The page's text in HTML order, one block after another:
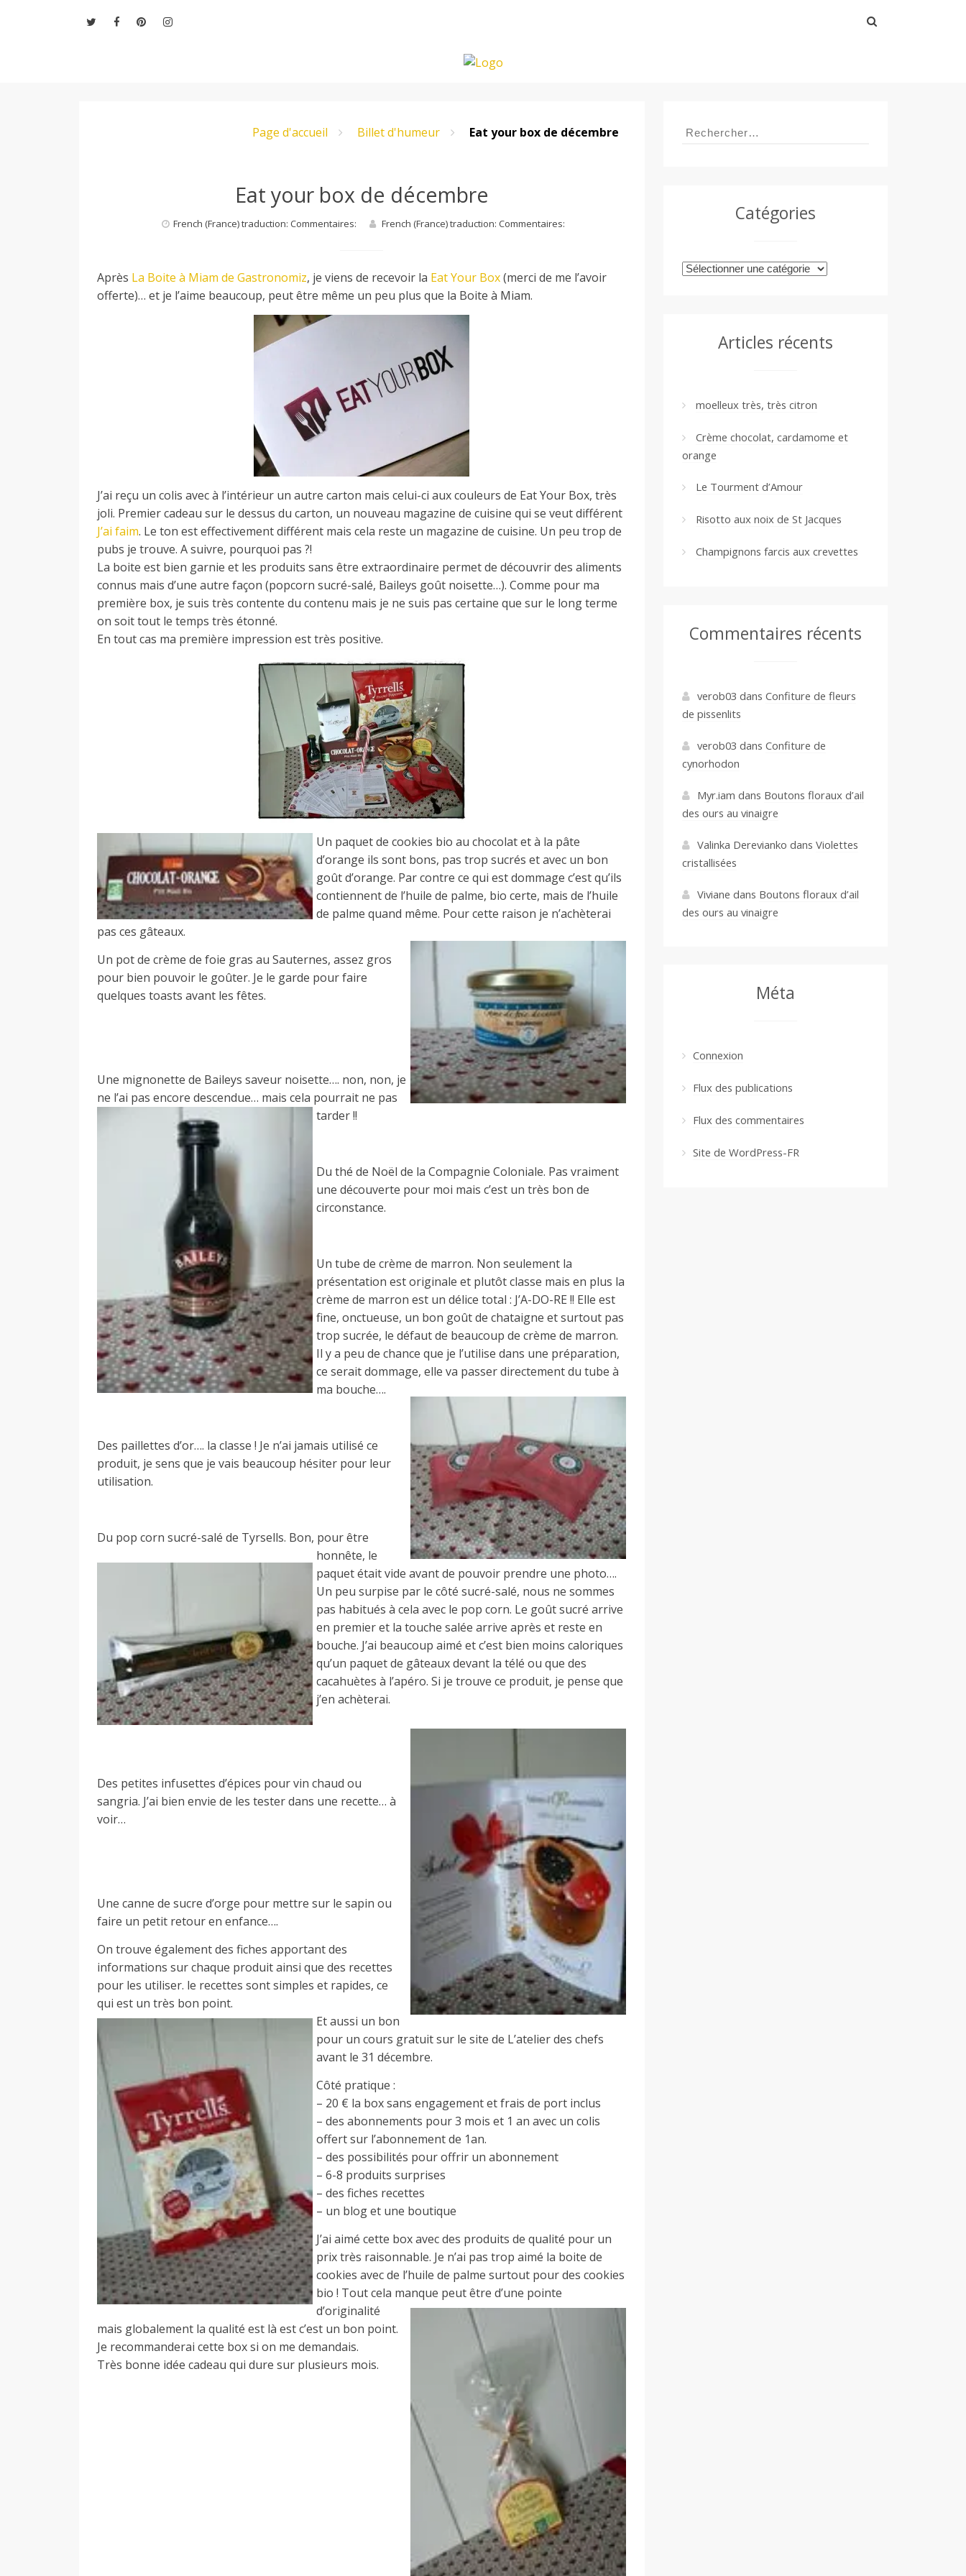
n
e
M
Page d'accueil Billet d'humeur Eat your box de décembre
Eat your box de décembre
French (France) traduction: Commentaires: French (France) traduction: Commentaires:
Après La Boite à Miam de Gastronomiz, je viens de recevoir la Eat Your Box(merci de me l’avoir
offerte)… et je l’aime beaucoup, peut être même un peu plus que la Boite à Miam.
J’ai reçu un colis avec à l’intérieur un autre carton mais celui-ci aux couleurs de Eat Your Box, très
joli. Premier cadeau sur le dessus du carton, un nouveau magazine de cuisine qui se veut différent
J’ai faim. Le ton est effectivement différent mais cela reste un magazine de cuisine. Un peu trop de
pubs je trouve. A suivre, pourquoi pas ?!
La boite est bien garnie et les produits sans être extraordinaire permet de découvrir des aliments
connus mais d’une autre façon (popcorn sucré-salé, Baileys goût noisette…). Comme pour ma
première box, je suis très contente du contenu mais je ne suis pas certaine que sur le long terme
on soit tout le temps très étonné.
En tout cas ma première impression est très positive.
Un paquet de cookies bio au chocolat et à la pâte
d’orange ils sont bons, pas trop sucrés et avec un bon
goût d’orange. Par contre ce qui est dommage c’est qu’ils
contiennent de l’huile de palme, bio certe, mais de l’huile
de palme quand même. Pour cette raison je n’achèterai
pas ces gâteaux.
Un pot de crème de foie gras au Sauternes, assez gros
pour bien pouvoir le goûter. Je le garde pour faire
quelques toasts avant les fêtes.
Une mignonette de Baileys saveur noisette…. non, non, je
ne l’ai pas encore descendue… mais cela pourrait ne pas
tarder !!
Du thé de Noël de la Compagnie Coloniale. Pas vraiment
une découverte pour moi mais c’est un très bon de
circonstance.
Un tube de crème de marron. Non seulement la
présentation est originale et plutôt classe mais en plus la
crème de marron est un délice total : J’A-DO-RE !! Elle est
fine, onctueuse, un bon goût de chataigne et surtout pas
trop sucrée, le défaut de beaucoup de crème de marron.
Il y a peu de chance que je l’utilise dans une préparation,
ce serait dommage, elle va passer directement du tube à
ma bouche….
Des paillettes d’or…. la classe ! Je n’ai jamais utilisé ce
produit, je sens que je vais beaucoup hésiter pour leur
utilisation.
Du pop corn sucré-salé de Tyrsells. Bon, pour être
honnête, le
paquet était vide avant de pouvoir prendre une photo….
Un peu surpise par le côté sucré-salé, nous ne sommes
pas habitués à cela avec le pop corn. Le goût sucré arrive
en premier et la touche salée arrive après et reste en
bouche. J’ai beaucoup aimé et c’est bien moins caloriques
qu’un paquet de gâteaux devant la télé ou que des
cacahuètes à l’apéro. Si je trouve ce produit, je pense que
j’en achèterai.
Des petites infusettes d’épices pour vin chaud ou
sangria. J’ai bien envie de les tester dans une recette… à
voir…
Une canne de sucre d’orge pour mettre sur le sapin ou
faire un petit retour en enfance….
On trouve également des fiches apportant des
informations sur chaque produit ainsi que des recettes
pour les utiliser. le recettes sont simples et rapides, ce
qui est un très bon point.
Et aussi un bon
pour un cours gratuit sur le site de L’atelier des chefs
avant le 31 décembre.
Côté pratique :
– 20 € la box sans engagement et frais de port inclus
– des abonnements pour 3 mois et 1 an avec un colis
offert sur l’abonnement de 1an.
– des possibilités pour offrir un abonnement
– 6-8 produits surprises
– des fiches recettes
– un blog et une boutique
J’ai aimé cette box avec des produits de qualité pour un
prix très raisonnable. Je n’ai pas trop aimé la boite de
cookies avec de l’huile de palme surtout pour des cookies
bio ! Tout cela manque peut être d’une pointe
d’originalité
mais globalement la qualité est là est c’est un bon point.
Je recommanderai cette box si on me demandais.
Très bonne idée cadeau qui dure sur plusieurs mois.
Rechercher :
Catégories
Catégories
Articles récents
moelleux très, très citron
Crème chocolat, cardamome et
orange
Le Tourment d’Amour
Risotto aux noix de St Jacques
Champignons farcis aux crevettes
Commentaires récents
verob03 dans Confiture de fleurs
de pissenlits
verob03 dans Confiture de
cynorhodon
Myr.iam dans Boutons floraux d’ail
des ours au vinaigre
Valinka Derevianko dans Violettes
cristallisées
Viviane dans Boutons floraux d’ail
des ours au vinaigre
Méta
Connexion
Flux des publications
Flux des commentaires
Site de WordPress-FR